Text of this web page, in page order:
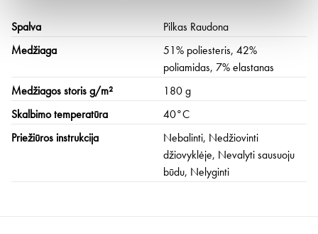
Spalva Pilkas Raudona
Medžiaga
51% poliesteris, 42%
poliamidas, 7% elastanas
Medžiagos storis g/m² 180 g
Skalbimo temperatūra 40°C
Priežiūros instrukcija
Nebalinti, Nedžiovinti
džiovyklėje, Nevalyti sausuoju
būdu, Nelyginti